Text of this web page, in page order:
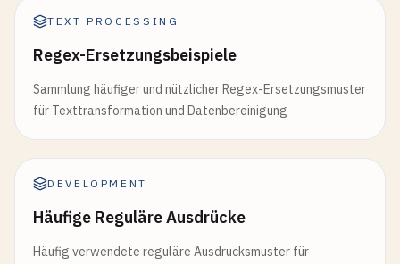
TEXT PROCESSING
Regex-Ersetzungsbeispiele
Sammlung häufiger und nützlicher Regex-Ersetzungsmuster
für Texttransformation und Datenbereinigung
DEVELOPMENT
Häufige Reguläre Ausdrücke
Häufig verwendete reguläre Ausdrucksmuster für